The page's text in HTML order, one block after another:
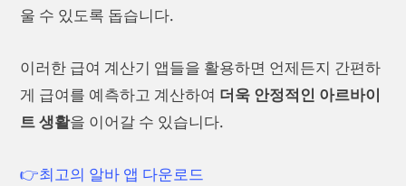
울 수 있도록 돕습니다.
이러한 급여 계산기 앱들을 활용하면 언제든지 간편하
게 급여를 예측하고 계산하여 더욱 안정적인 아르바이
트 생활을 이어갈 수 있습니다.
👉최고의 알바 앱 다운로드